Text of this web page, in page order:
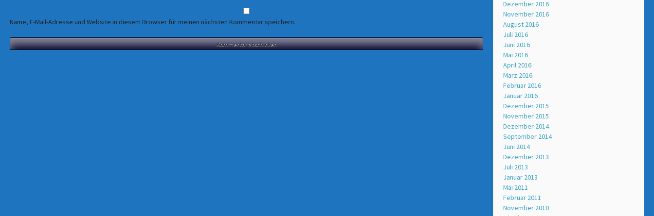
Name, E-Mail-Adresse und Website in diesem Browser für meinen nächsten Kommentar speichern.
Dezember 2016
November 2016
August 2016
Juli 2016
Juni 2016
Mai 2016
April 2016
März 2016
Februar 2016
Januar 2016
Dezember 2015
November 2015
Dezember 2014
September 2014
Juni 2014
Dezember 2013
Juli 2013
Januar 2013
Mai 2011
Februar 2011
November 2010